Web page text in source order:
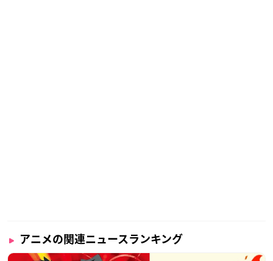
アニメの関連ニュースランキング